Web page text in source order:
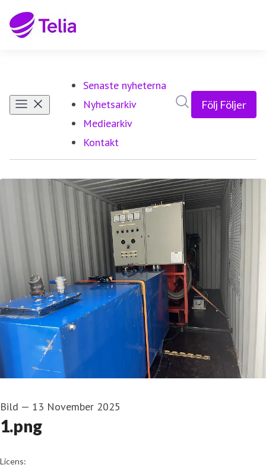
Senaste nyheterna
Nyhetsarkiv
Mediearkiv
Kontakt
Följ Följer
Bild — 13 November 2025
1.png
go to media item
Licens: